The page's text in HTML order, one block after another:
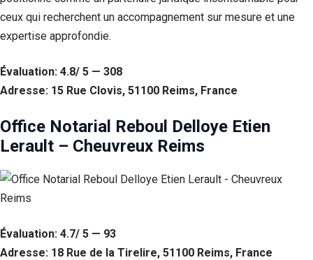
ceux qui recherchent un accompagnement sur mesure et une
expertise approfondie.
Évaluation: 4.8/ 5 — 308
Adresse: 15 Rue Clovis, 51100 Reims, France
Office Notarial Reboul Delloye Etien
Lerault – Cheuvreux Reims
Évaluation: 4.7/ 5 — 93
Adresse: 18 Rue de la Tirelire, 51100 Reims, France